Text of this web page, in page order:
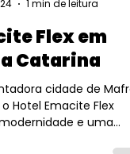
1 min de leitura
Flex em
Catarina
cidade de Mafra,